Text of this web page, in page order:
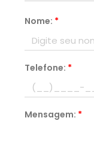
Nome: *
Telefone: *
Mensagem: *